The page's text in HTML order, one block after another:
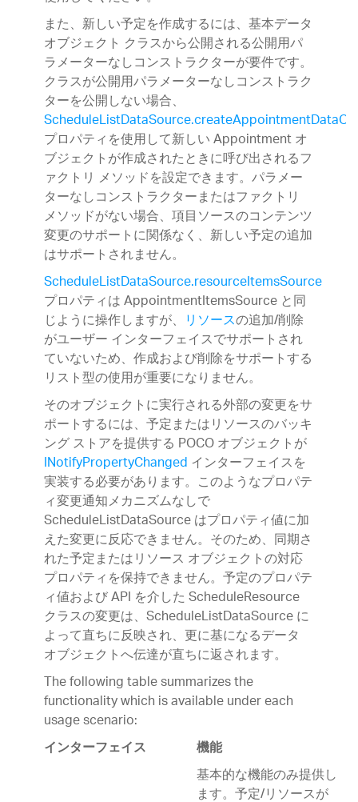
また、新しい予定を作成するには、基本データ
オブジェクト クラスから公開される公開用パ
ラメーターなしコンストラクターが要件です。
クラスが公開用パラメーターなしコンストラク
ターを公開しない場合、
プロパティを使用して新しい Appointment オ
ブジェクトが作成されたときに呼び出されるフ
ァクトリ メソッドを設定できます。パラメー
ターなしコンストラクターまたはファクトリ
メソッドがない場合、項目ソースのコンテンツ
変更のサポートに関係なく、新しい予定の追加
はサポートされません。
ScheduleListDataSource.resourceItemsSource
プロパティは AppointmentItemsSource と同
じように操作しますが、 リソースの追加/削除
がユーザー インターフェイスでサポートされ
ていないため、作成および削除をサポートする
リスト型の使用が重要になりません。
そのオブジェクトに実行される外部の変更をサ
ポートするには、予定またはリソースのバッキ
ング ストアを提供する POCO オブジェクトが
INotifyPropertyChangedインターフェイスを
実装する必要があります。このようなプロパテ
ィ変更通知メカニズムなしで
ScheduleListDataSource はプロパティ値に加
えた変更に反応できません。そのため、同期さ
れた予定またはリソース オブジェクトの対応
プロパティを保持できません。予定のプロパテ
ィ値および API を介した ScheduleResource
クラスの変更は、ScheduleListDataSource に
よって直ちに反映され、更に基になるデータ
オブジェクトへ伝達が直ちに返されます。
The following table summarizes the
functionality which is available under each
usage scenario:
インターフェイス 機能
基本的な機能のみ提供し
ます。予定/リソースが